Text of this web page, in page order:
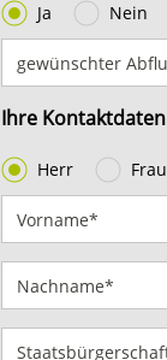
Ja Nein
Ihre Kontaktdaten
Herr Frau